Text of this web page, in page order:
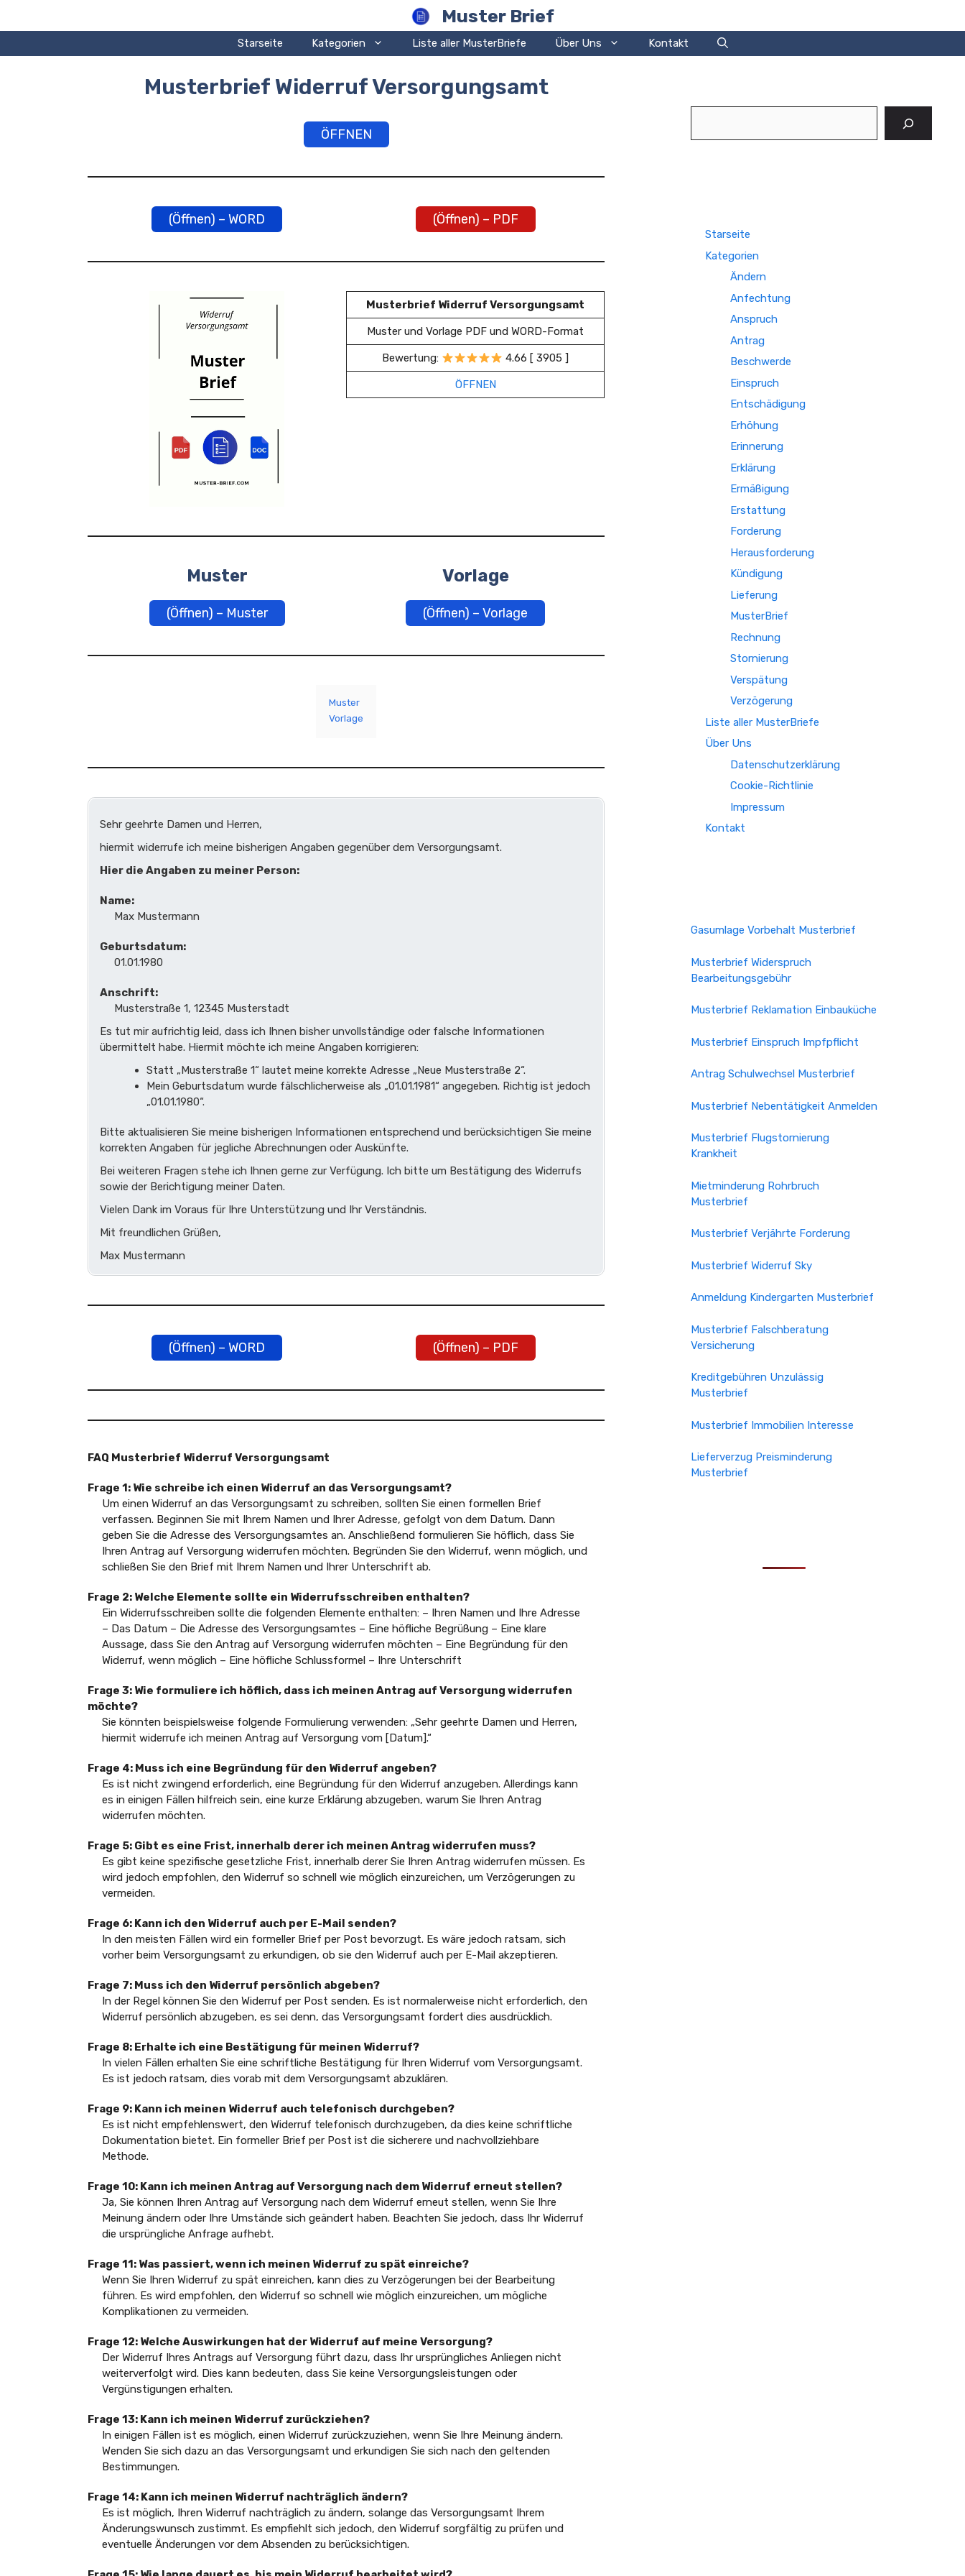
Muster Brief
Starseite Kategorien Liste aller MusterBriefe Über Uns Kontakt
Musterbrief Widerruf Versorgungsamt
ÖFFNEN
(Öffnen) – WORD (Öffnen) – PDF
Musterbrief Widerruf Versorgungsamt
Muster und Vorlage PDF und WORD-Format
Bewertung: 4.66 [ 3905 ]
ÖFFNEN
Muster
(Öffnen) – Muster
Vorlage
(Öffnen) – Vorlage
Muster
Vorlage
Sehr geehrte Damen und Herren,
hiermit widerrufe ich meine bisherigen Angaben gegenüber dem Versorgungsamt.
Hier die Angaben zu meiner Person:
Name:
Max Mustermann
Geburtsdatum:
01.01.1980
Anschrift:
Musterstraße 1, 12345 Musterstadt
Es tut mir aufrichtig leid, dass ich Ihnen bisher unvollständige oder falsche Informationen
übermittelt habe. Hiermit möchte ich meine Angaben korrigieren:
Statt „Musterstraße 1“ lautet meine korrekte Adresse „Neue Musterstraße 2“.
Mein Geburtsdatum wurde fälschlicherweise als „01.01.1981“ angegeben. Richtig ist jedoch
„01.01.1980“.
Bitte aktualisieren Sie meine bisherigen Informationen entsprechend und berücksichtigen Sie meine
korrekten Angaben für jegliche Abrechnungen oder Auskünfte.
Bei weiteren Fragen stehe ich Ihnen gerne zur Verfügung. Ich bitte um Bestätigung des Widerrufs
sowie der Berichtigung meiner Daten.
Vielen Dank im Voraus für Ihre Unterstützung und Ihr Verständnis.
Mit freundlichen Grüßen,
Max Mustermann
(Öffnen) – WORD (Öffnen) – PDF
FAQ Musterbrief Widerruf Versorgungsamt
Frage 1: Wie schreibe ich einen Widerruf an das Versorgungsamt?
Um einen Widerruf an das Versorgungsamt zu schreiben, sollten Sie einen formellen Brief
verfassen. Beginnen Sie mit Ihrem Namen und Ihrer Adresse, gefolgt von dem Datum. Dann
geben Sie die Adresse des Versorgungsamtes an. Anschließend formulieren Sie höflich, dass Sie
Ihren Antrag auf Versorgung widerrufen möchten. Begründen Sie den Widerruf, wenn möglich, und
schließen Sie den Brief mit Ihrem Namen und Ihrer Unterschrift ab.
Frage 2: Welche Elemente sollte ein Widerrufsschreiben enthalten?
Ein Widerrufsschreiben sollte die folgenden Elemente enthalten: – Ihren Namen und Ihre Adresse
– Das Datum – Die Adresse des Versorgungsamtes – Eine höfliche Begrüßung – Eine klare
Aussage, dass Sie den Antrag auf Versorgung widerrufen möchten – Eine Begründung für den
Widerruf, wenn möglich – Eine höfliche Schlussformel – Ihre Unterschrift
Frage 3: Wie formuliere ich höflich, dass ich meinen Antrag auf Versorgung widerrufen
möchte?
Sie könnten beispielsweise folgende Formulierung verwenden: „Sehr geehrte Damen und Herren,
hiermit widerrufe ich meinen Antrag auf Versorgung vom [Datum].“
Frage 4: Muss ich eine Begründung für den Widerruf angeben?
Es ist nicht zwingend erforderlich, eine Begründung für den Widerruf anzugeben. Allerdings kann
es in einigen Fällen hilfreich sein, eine kurze Erklärung abzugeben, warum Sie Ihren Antrag
widerrufen möchten.
Frage 5: Gibt es eine Frist, innerhalb derer ich meinen Antrag widerrufen muss?
Es gibt keine spezifische gesetzliche Frist, innerhalb derer Sie Ihren Antrag widerrufen müssen. Es
wird jedoch empfohlen, den Widerruf so schnell wie möglich einzureichen, um Verzögerungen zu
vermeiden.
Frage 6: Kann ich den Widerruf auch per E-Mail senden?
In den meisten Fällen wird ein formeller Brief per Post bevorzugt. Es wäre jedoch ratsam, sich
vorher beim Versorgungsamt zu erkundigen, ob sie den Widerruf auch per E-Mail akzeptieren.
Frage 7: Muss ich den Widerruf persönlich abgeben?
In der Regel können Sie den Widerruf per Post senden. Es ist normalerweise nicht erforderlich, den
Widerruf persönlich abzugeben, es sei denn, das Versorgungsamt fordert dies ausdrücklich.
Frage 8: Erhalte ich eine Bestätigung für meinen Widerruf?
In vielen Fällen erhalten Sie eine schriftliche Bestätigung für Ihren Widerruf vom Versorgungsamt.
Es ist jedoch ratsam, dies vorab mit dem Versorgungsamt abzuklären.
Frage 9: Kann ich meinen Widerruf auch telefonisch durchgeben?
Es ist nicht empfehlenswert, den Widerruf telefonisch durchzugeben, da dies keine schriftliche
Dokumentation bietet. Ein formeller Brief per Post ist die sicherere und nachvollziehbare
Methode.
Frage 10: Kann ich meinen Antrag auf Versorgung nach dem Widerruf erneut stellen?
Ja, Sie können Ihren Antrag auf Versorgung nach dem Widerruf erneut stellen, wenn Sie Ihre
Meinung ändern oder Ihre Umstände sich geändert haben. Beachten Sie jedoch, dass Ihr Widerruf
die ursprüngliche Anfrage aufhebt.
Frage 11: Was passiert, wenn ich meinen Widerruf zu spät einreiche?
Wenn Sie Ihren Widerruf zu spät einreichen, kann dies zu Verzögerungen bei der Bearbeitung
führen. Es wird empfohlen, den Widerruf so schnell wie möglich einzureichen, um mögliche
Komplikationen zu vermeiden.
Frage 12: Welche Auswirkungen hat der Widerruf auf meine Versorgung?
Der Widerruf Ihres Antrags auf Versorgung führt dazu, dass Ihr ursprüngliches Anliegen nicht
weiterverfolgt wird. Dies kann bedeuten, dass Sie keine Versorgungsleistungen oder
Vergünstigungen erhalten.
Frage 13: Kann ich meinen Widerruf zurückziehen?
In einigen Fällen ist es möglich, einen Widerruf zurückzuziehen, wenn Sie Ihre Meinung ändern.
Wenden Sie sich dazu an das Versorgungsamt und erkundigen Sie sich nach den geltenden
Bestimmungen.
Frage 14: Kann ich meinen Widerruf nachträglich ändern?
Es ist möglich, Ihren Widerruf nachträglich zu ändern, solange das Versorgungsamt Ihrem
Änderungswunsch zustimmt. Es empfiehlt sich jedoch, den Widerruf sorgfältig zu prüfen und
eventuelle Änderungen vor dem Absenden zu berücksichtigen.
Starseite
Kategorien
Ändern
Anfechtung
Anspruch
Antrag
Beschwerde
Einspruch
Entschädigung
Erhöhung
Erinnerung
Erklärung
Ermäßigung
Erstattung
Forderung
Herausforderung
Kündigung
Lieferung
MusterBrief
Rechnung
Stornierung
Verspätung
Verzögerung
Liste aller MusterBriefe
Über Uns
Datenschutzerklärung
Cookie-Richtlinie
Impressum
Kontakt
Gasumlage Vorbehalt Musterbrief
Musterbrief Widerspruch
Bearbeitungsgebühr
Musterbrief Reklamation Einbauküche
Musterbrief Einspruch Impfpflicht
Antrag Schulwechsel Musterbrief
Musterbrief Nebentätigkeit Anmelden
Musterbrief Flugstornierung
Krankheit
Mietminderung Rohrbruch
Musterbrief
Musterbrief Verjährte Forderung
Musterbrief Widerruf Sky
Anmeldung Kindergarten Musterbrief
Musterbrief Falschberatung
Versicherung
Kreditgebühren Unzulässig
Musterbrief
Musterbrief Immobilien Interesse
Lieferverzug Preisminderung
Musterbrief